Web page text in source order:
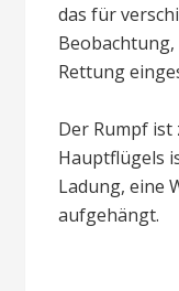
das für
Rettung
Der Rumpf
Hauptflügels
Ladung, eine
aufgehängt.